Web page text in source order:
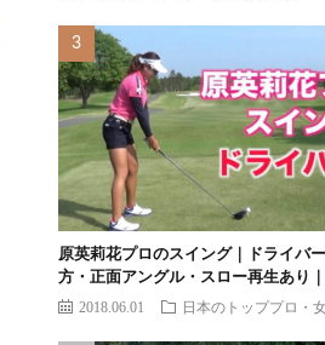
原英莉花プロのスイング｜ドライバ
方・正面アングル・スロー再生あり
2018.06.01 日本のトッププロ・